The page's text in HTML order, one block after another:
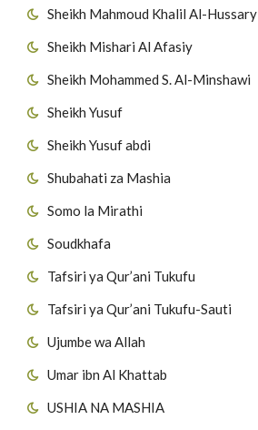
Sheikh Mahmoud Khalil Al-Hussary
Sheikh Mishari Al Afasiy
Sheikh Mohammed S. Al-Minshawi
Sheikh Yusuf
Sheikh Yusuf abdi
Shubahati za Mashia
Somo la Mirathi
Soudkhafa
Tafsiri ya Qur’ani Tukufu
Tafsiri ya Qur’ani Tukufu-Sauti
Ujumbe wa Allah
Umar ibn Al Khattab
USHIA NA MASHIA